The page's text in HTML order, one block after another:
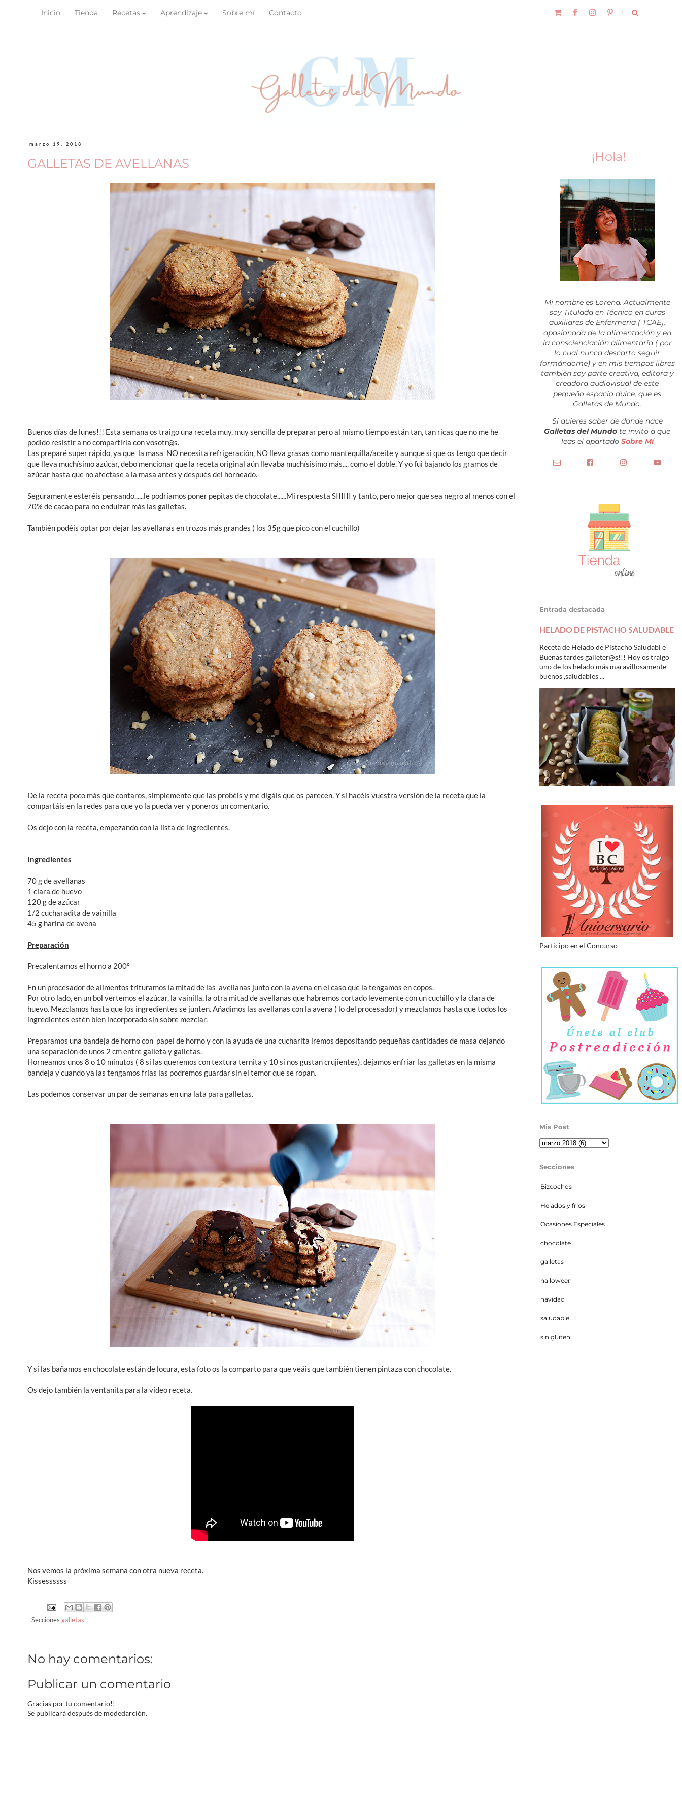
Inicio Tienda Recetas Aprendizaje Sobre mí Contacto
marzo 19, 2018
GALLETAS DE AVELLANAS
Buenos días de lunes!!! Esta semana os traigo una receta muy, muy sencilla de preparar pero al mismo tiempo están tan, tan ricas que no me he
podido resistir a no compartirla con vosotr@s.
Las preparé super rápido, ya que la masa NO necesita refrigeración, NO lleva grasas como mantequilla/aceite y aunque si que os tengo que decir
que lleva muchísimo azúcar, debo mencionar que la receta original aún llevaba muchísisimo más.... como el doble. Y yo fui bajando los gramos de
azúcar hasta que no afectase a la masa antes y después del horneado.
Seguramente esteréis pensando......le podríamos poner pepitas de chocolate......Mi respuesta SIIIIII y tanto, pero mejor que sea negro al menos con el
70% de cacao para no endulzar más las galletas.
También podéis optar por dejar las avellanas en trozos más grandes ( los 35g que pico con el cuchillo)
De la receta poco más que contaros, simplemente que las probéis y me digáis que os parecen. Y si hacéis vuestra versión de la receta que la
compartáis en la redes para que yo la pueda ver y poneros un comentario.
Os dejo con la receta, empezando con la lista de ingredientes.
Ingredientes
70 g de avellanas
1 clara de huevo
120 g de azúcar
1/2 cucharadita de vainilla
45 g harina de avena
Preparación
Precalentamos el horno a 200º
En un procesador de alimentos trituramos la mitad de las avellanas junto con la avena en el caso que la tengamos en copos.
Por otro lado, en un bol vertemos el azúcar, la vainilla, la otra mitad de avellanas que habremos cortado levemente con un cuchillo y la clara de
huevo. Mezclamos hasta que los ingredientes se junten. Añadimos las avellanas con la avena ( lo del procesador) y mezclamos hasta que todos los
ingredientes estén bien incorporado sin sobre mezclar.
Preparamos una bandeja de horno con papel de horno y con la ayuda de una cucharita iremos depositando pequeñas cantidades de masa dejando
una separación de unos 2 cm entre galleta y galletas.
Horneamos unos 8 o 10 minutos ( 8 si las queremos con textura ternita y 10 si nos gustan crujientes), dejamos enfriar las galletas en la misma
bandeja y cuando ya las tengamos frías las podremos guardar sin el temor que se ropan.
Las podemos conservar un par de semanas en una lata para galletas.
Y si las bañamos en chocolate están de locura, esta foto os la comparto para que veáis que también tienen pintaza con chocolate.
Os dejo también la ventanita para la vídeo receta.
Nos vemos la próxima semana con otra nueva receta.
Kissessssss
Secciones galletas
No hay comentarios:
Publicar un comentario
Gracias por tu comentario!!
Se publicará después de modedarción.
¡Hola!
Mi nombre es Lorena. Actualmente
soy Titulada en Técnico en curas
auxiliares de Enfermeria ( TCAE),
apasionada de la alimentación y en
la conscienciación alimentaria ( por
lo cual nunca descarto seguir
formándome) y en mis tiempos libres
también soy parte creativa, editora y
creadora audiovisual de este
pequeño espacio dulce, que es
Galletas de Mundo.
Si quieres saber de donde nace
Galletas del Mundo te invito a que
leas el apartado Sobre Mí
Entrada destacada
HELADO DE PISTACHO SALUDABLE
Receta de Helado de Pistacho Saludabl e
Buenas tardes galleter@s!!! Hoy os traigo
uno de los helado más maravillosamente
buenos ,saludables ...
Participo en el Concurso
Mis Post
Secciones
Bizcochos
Helados y frios
Ocasiones Especiales
chocolate
galletas
halloween
navidad
saludable
sin gluten